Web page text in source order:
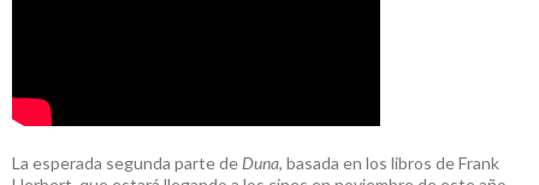
La esperada segunda parte de Duna, basada en los libros de Frank